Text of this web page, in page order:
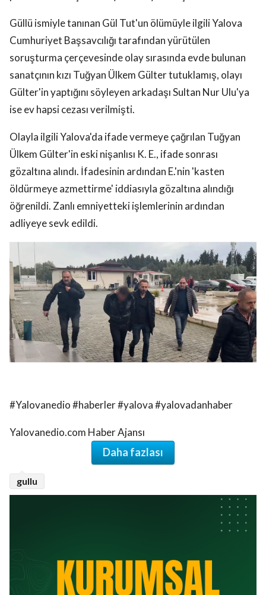
Güllü ismiyle tanınan Gül Tut'un ölümüyle ilgili Yalova
Cumhuriyet Başsavcılığı tarafından yürütülen
soruşturma çerçevesinde olay sırasında evde bulunan
sanatçının kızı Tuğyan Ülkem Gülter tutuklamış, olayı
Gülter'in yaptığını söyleyen arkadaşı Sultan Nur Ulu'ya
ise ev hapsi cezası verilmişti.
Olayla ilgili Yalova'da ifade vermeye çağrılan Tuğyan
Ülkem Gülter'in eski nişanlısı K. E., ifade sonrası
gözaltına alındı. İfadesinin ardından E.'nin 'kasten
öldürmeye azmettirme' iddiasıyla gözaltına alındığı
öğrenildi. Zanlı emniyetteki işlemlerinin ardından
adliyeye sevk edildi.
#Yalovanedio #haberler #yalova #yalovadanhaber
Yalovanedio.com Haber Ajansı
Daha fazlası
gullu